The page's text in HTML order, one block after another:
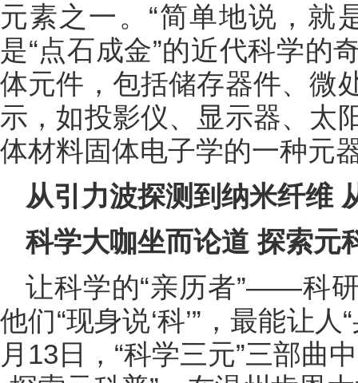
元素之一。“简单地说，就
是“点石成金”的近代科学的
体元件，包括储存器件、微
示，如投影仪、显示器、太
体材料固体电子学的一种元
从引力波探测到纳米纤维
科学大咖坐而论道 探索元
让科学的“亲历者”——科
他们“现身说‘科’”，最能让
月13日，“科学三元”三部曲